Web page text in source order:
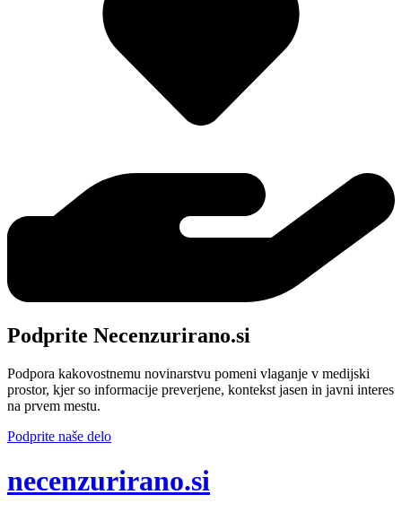
Podprite Necenzurirano.si
Podpora kakovostnemu novinarstvu pomeni vlaganje v medijski
prostor, kjer so informacije preverjene, kontekst jasen in javni interes
na prvem mestu.
Podprite naše delo
necenzurirano.si